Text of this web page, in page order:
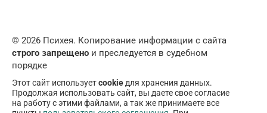
© 2026 Психея. Копирование информации с сайта
строго запрещено и преследуется в судебном
порядке
Этот сайт используетcookieдля хранения данных.
Продолжая использовать сайт, вы даете свое согласие
на работу с этими файлами, а так же принимаете все